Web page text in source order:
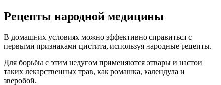
Рецепты народной медицины
В домашних условиях можно эффективно справиться с
первыми признаками цистита, используя народные рецепты.
Для борьбы с этим недугом применяются отвары и настои
таких лекарственных трав, как ромашка, календула и
зверобой.